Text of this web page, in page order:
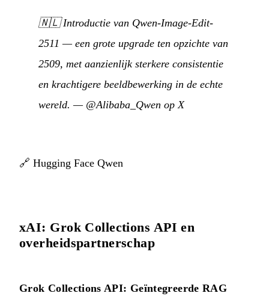
🇳🇱Introductie van Qwen-Image-Edit-
2511 — een grote upgrade ten opzichte van
2509, met aanzienlijk sterkere consistentie
en krachtigere beeldbewerking in de echte
wereld. — @Alibaba_Qwen op X
🔗 Hugging Face Qwen
xAI: Grok Collections API en
overheidspartnerschap
Grok Collections API: Geïntegreerde RAG